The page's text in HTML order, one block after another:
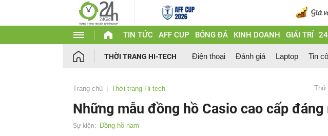
TIN TỨC AFF CUP BÓNG ĐÁ KINH DOANH GIẢI TRÍ
THỜI TRANG HI-TECH Điện thoại Đánh giá Laptop Tin
Trang chủ Thời trang Hi-tech Thứ
Những mẫu đồng hồ Casio cao cấp
Sự kiện: Đồng hồ nam